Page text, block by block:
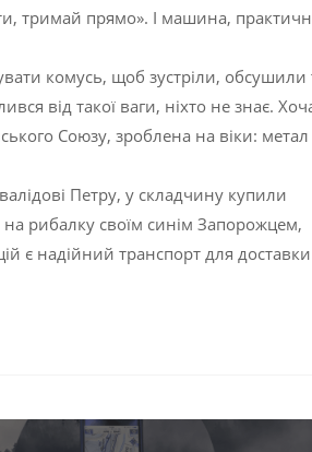
тримай прямо». І машина,
комусь, щоб зустріли, обсушили
від такої ваги, ніхто не знає.
Союзу, зроблена на віки: метал
Петру, у складчину купили
рибалку своїм синім Запорожцем,
є надійний транспорт для доставки